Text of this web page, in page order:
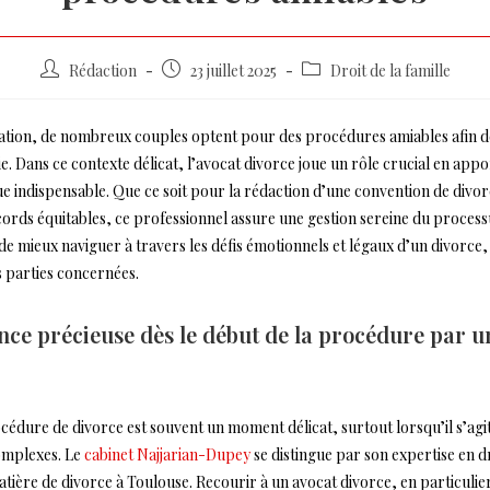
Auteur/autrice
publication :
Rédaction
Post23 juillet 2025
Post Droit de la famille
de nombreux couples optent pour des procédures amiables afin
Dans ce contexte délicat, l’avocat divorce joue un rôle crucial en
indispensable. Que ce soit pour la rédaction d’une convention de
équitables, ce professionnel assure une gestion sereine du
mieux naviguer à travers les défis émotionnels et légaux d’un
parties concernées.
précieuse dès le début de la procédure par
de divorce est souvent un moment délicat, surtout lorsqu’il
Le cabinet Najjarian-Dupeyse distingue par son expertise en
de divorce à Toulouse. Recourir à un avocat divorce, en